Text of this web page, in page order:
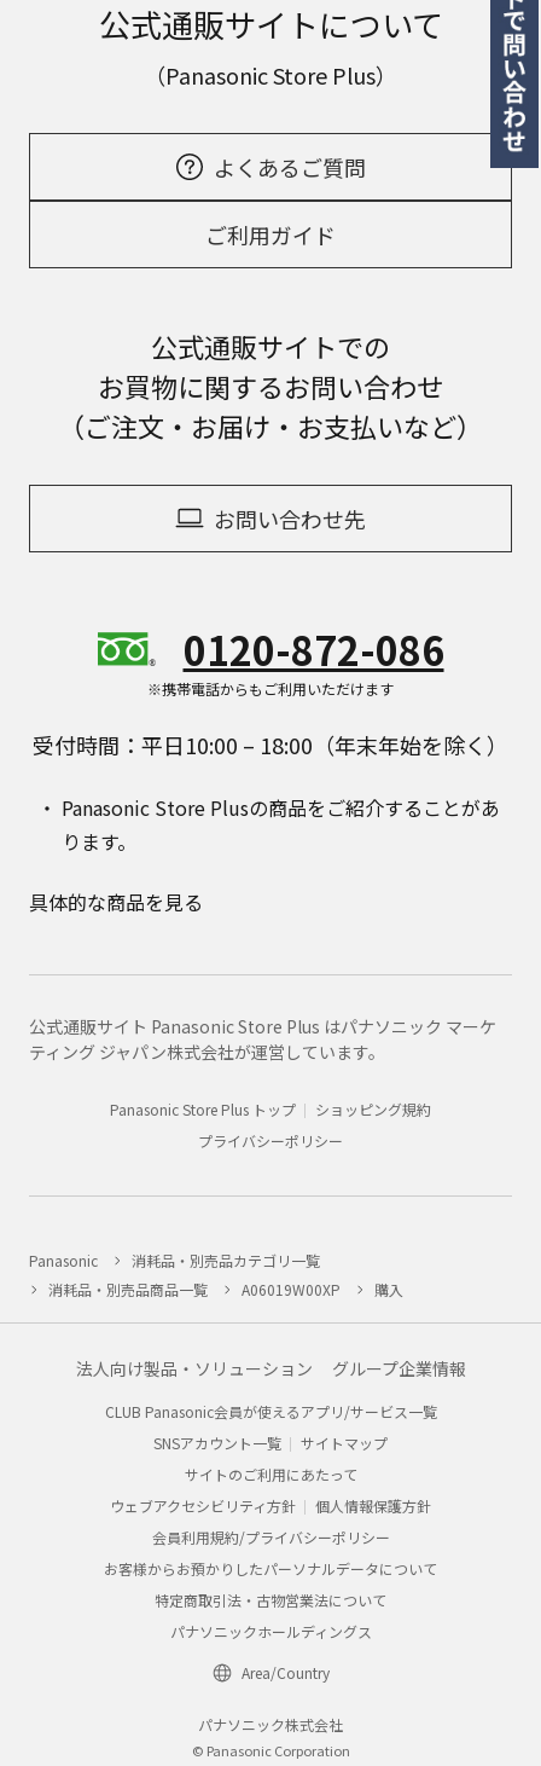
公式通販サイトについて
（Panasonic Store Plus）
よくあるご質問
ご利用ガイド
公式通販サイトでの
お買物に関するお問い合わせ
（ご注文・お届け・お支払いなど）
お問い合わせ先
0120-872-086
※携帯電話からもご利用いただけます
受付時間：平日10:00 – 18:00（年末年始を除く）
Panasonic Store Plusの商品をご紹介することがあ
ります。
具体的な商品を見る
公式通販サイト Panasonic Store Plus はパナソニック マーケ
ティング ジャパン株式会社が運営しています。
Panasonic Store Plus トップ
ショッピング規約
プライバシーポリシー
Panasonic
消耗品・別売品カテゴリ一覧
消耗品・別売品商品一覧
A06019W00XP 購入
法人向け製品・ソリューション グループ企業情報
CLUB Panasonic会員が使えるアプリ/サービス一覧
SNSアカウント一覧
サイトマップ
サイトのご利用にあたって
ウェブアクセシビリティ方針
個人情報保護方針
会員利用規約/プライバシーポリシー
お客様からお預かりしたパーソナルデータについて
特定商取引法・古物営業法について
パナソニックホールディングス
Area/Country
パナソニック株式会社
© Panasonic Corporation